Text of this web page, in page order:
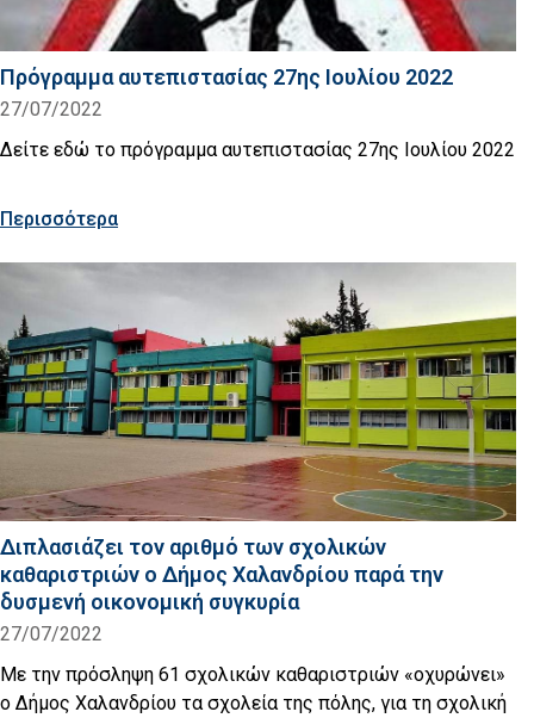
Πρόγραμμα αυτεπιστασίας 27ης Ιουλίου 2022
27/07/2022
Δείτε εδώ το πρόγραμμα αυτεπιστασίας 27ης Ιουλίου 2022
Περισσότερα
Διπλασιάζει τον αριθμό των σχολικών
καθαριστριών ο Δήμος Χαλανδρίου παρά την
δυσμενή οικονομική συγκυρία
27/07/2022
Με την πρόσληψη 61 σχολικών καθαριστριών «οχυρώνει»
ο Δήμος Χαλανδρίου τα σχολεία της πόλης, για τη σχολική